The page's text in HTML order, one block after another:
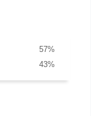
%
57
%
43